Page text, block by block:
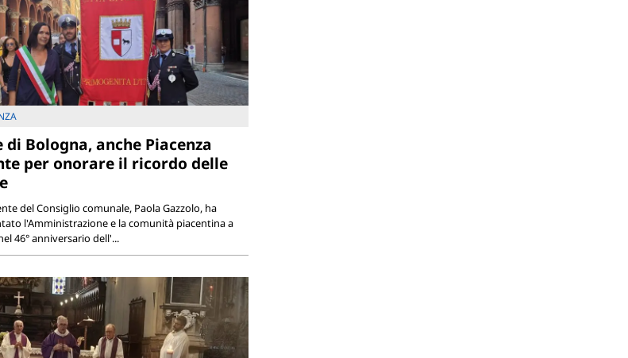
di Bologna, anche Piacenza
per onorare il ricordo delle
del Consiglio comunale, Paola Gazzolo, ha
l'Amministrazione e la comunità piacentina a
46° anniversario dell'...